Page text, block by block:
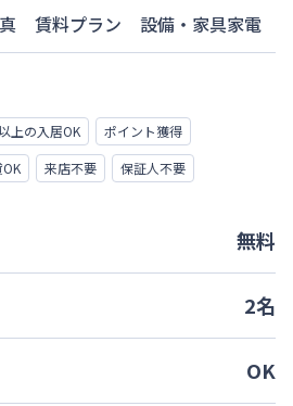
賃料プラン 設備・家具家電
上の入居OK
ポイント獲得
来店不要 保証人不要
無料
2名
OK